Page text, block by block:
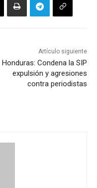
Artículo siguiente
Honduras: Condena la SIP
expulsión y agresiones
contra periodistas